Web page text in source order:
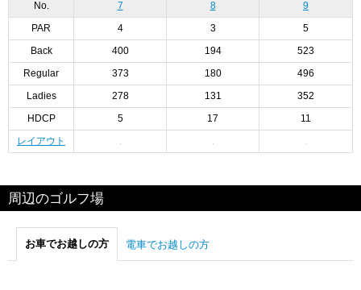
No. 7 8 9
PAR 4 3 5
Back 400 194 523
Regular 373 180 496
Ladies 278 131 352
HDCP 5 17 11
レイアウト
周辺のゴルフ場
お車でお越しの方 電車でお越しの方